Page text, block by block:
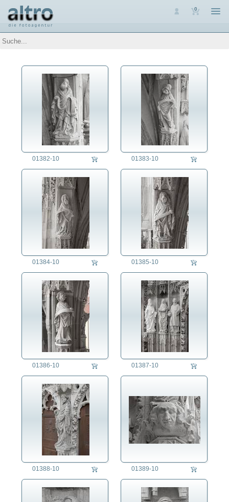
0
Auswahl
Themen
Arbeit
Architektur
Bauwerk historisch
Bauwerk modern
Bauwerk religiös
Brücke
Industriebauwerk
Brauchtum
Denkmalpflege
Energie
Ernährung
Erziehung
Fest/Festlichkeit
Forschung/Wissenschaft
Freizeit
Jahreszeit
Kriminalität
Kunst
Länder
Landschaft
Landwirtschaft
Lifestyle
Mensch
Natur
Philosophie
Politik
Regensburg
Soziales
Technik
Tier
01382-10 01383-10
01384-10 01385-10
01386-10 01387-10
01388-10 01389-10